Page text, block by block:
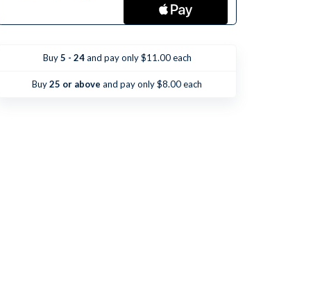
Quiero Quiero
Buy5 - 24and pay only $11.00 each
Buy25 or above and pay only $8.00 each